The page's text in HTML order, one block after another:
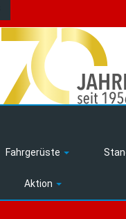
Fahrgerüste
Aktion